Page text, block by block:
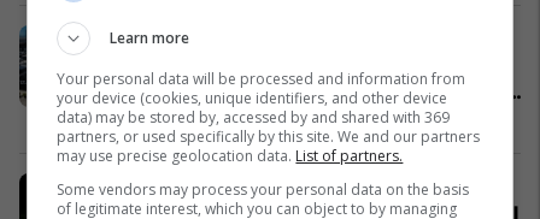
Panairi HO.RE.CA Kosovë 2026
teknologji, produkte dhe mundësi të
reja për hoteleri dhe gastronomi
Frigo Deluxe
Shtëpi, truall dhe banesë –
Përzgjedhja e javës në Telegrafi Real
Learn more
Your personal data will be processed and information from
your device (cookies, unique identifiers, and other device
data) may be stored by, accessed by and shared with 369
partners, or used specifically by this site. We and our partners
may use precise geolocation data. List of partners.
Some vendors may process your personal data on the basis
of legitimate interest, which you can object to by managing